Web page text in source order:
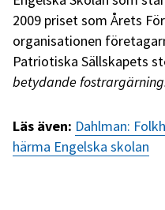
2009 priset som Årets
organisationen
Patriotiska Sällskapets
betydande
Läs även: Dahlman:
härma Engelska skolan